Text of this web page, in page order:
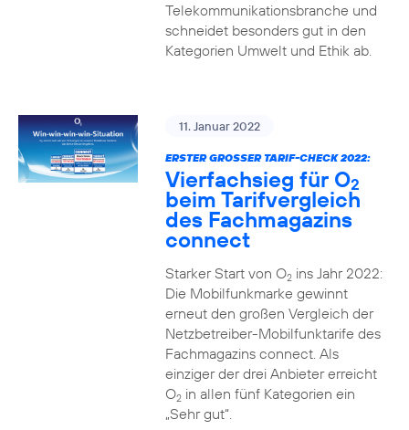
Telekommunikationsbranche und
schneidet besonders gut in den
Kategorien Umwelt und Ethik ab.
11. Januar 2022
ERSTER GROSSER TARIF-CHECK 2022:
Vierfachsieg für O2
beim Tarifvergleich
des Fachmagazins
connect
Starker Start von O2ins Jahr 2022:
Die Mobilfunkmarke gewinnt
erneut den großen Vergleich der
Netzbetreiber-Mobilfunktarife des
Fachmagazins connect. Als
einziger der drei Anbieter erreicht
O2in allen fünf Kategorien ein
„Sehr gut“.